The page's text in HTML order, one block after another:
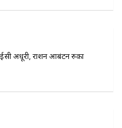
अधूरी, राशन आबंटन रुका